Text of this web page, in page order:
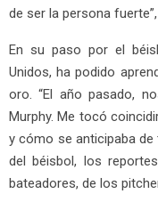
de ser la persona
En su paso por el
Unidos, ha podido
oro. “El año pasado,
Murphy. Me tocó
y cómo se anticipaba
del béisbol, los
bateadores, de los